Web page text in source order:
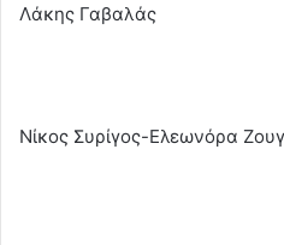
Λάκης Γαβαλάς
Νίκος Συρίγος-Ελεωνόρα